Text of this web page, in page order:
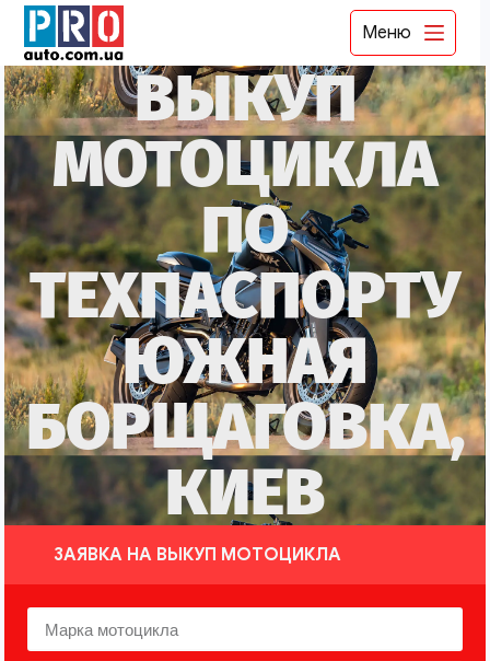
Меню
ВЫКУП
МОТОЦИКЛА
ПО
ТЕХПАСПОРТУ
ЮЖНАЯ
БОРЩАГОВКА,
КИЕВ
ЗАЯВКА НА ВЫКУП МОТОЦИКЛА